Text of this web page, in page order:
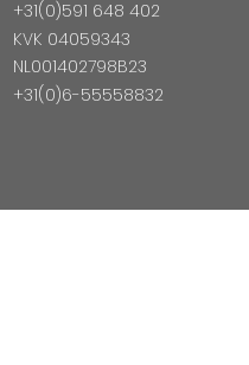
+31(0)591 648 402
KVK 04059343
NL001402798B23
+31(0)6-55558832